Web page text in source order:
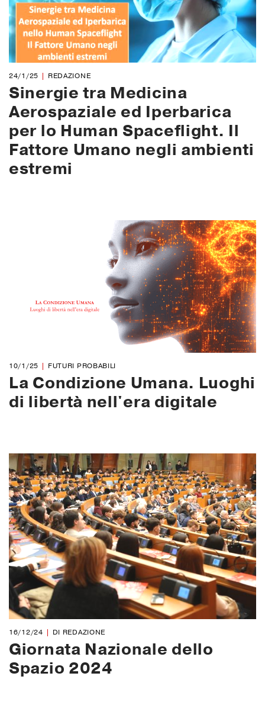
24/1/25 REDAZIONE
Sinergie tra Medicina
Aerospaziale ed Iperbarica
per lo Human Spaceflight. Il
Fattore Umano negli ambienti
estremi
10/1/25 FUTURI PROBABILI
La Condizione Umana. Luoghi
di libertà nell'era digitale
16/12/24 DI REDAZIONE
Giornata Nazionale dello
Spazio 2024